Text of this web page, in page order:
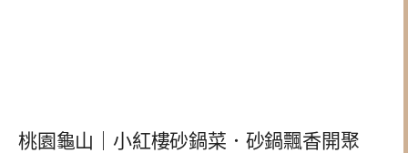
桃園龜山｜小紅樓砂鍋菜．砂鍋飄香開聚